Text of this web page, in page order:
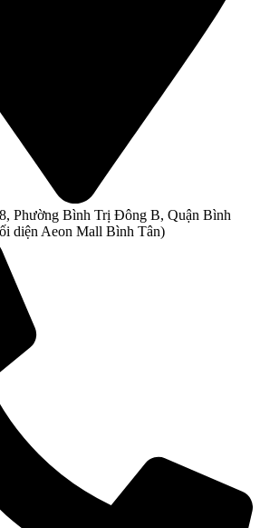
Phường Bình Trị Đông B, Quận Bình
diện Aeon Mall Bình Tân)